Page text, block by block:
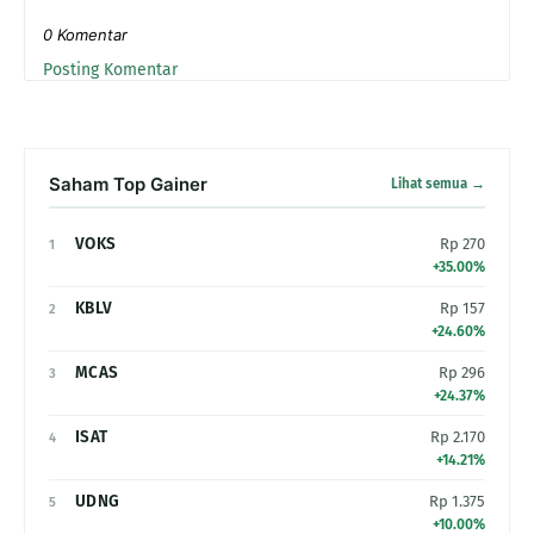
0 Komentar
Posting Komentar
Saham Top Gainer Lihat semua →
1 VOKS Rp 270
+35.00%
2 KBLV Rp 157
+24.60%
3 MCAS Rp 296
+24.37%
4 ISAT Rp 2.170
+14.21%
5 UDNG Rp 1.375
+10.00%